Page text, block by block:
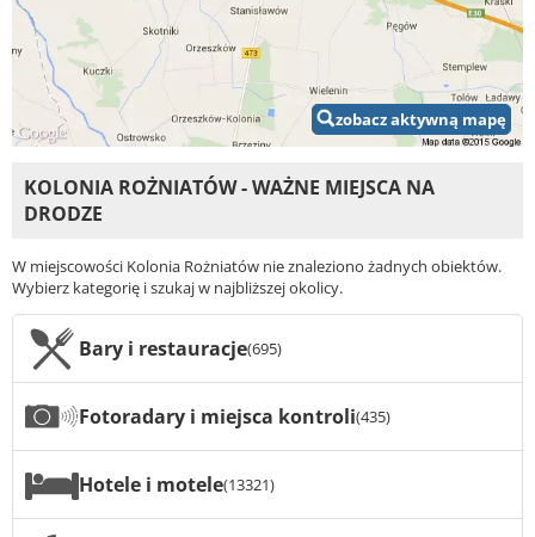
zobacz aktywną mapę
KOLONIA ROŻNIATÓW - WAŻNE MIEJSCA NA
DRODZE
W miejscowości Kolonia Rożniatów nie znaleziono żadnych obiektów.
Wybierz kategorię i szukaj w najbliższej okolicy.
Bary i restauracje(695)
Fotoradary i miejsca kontroli(435)
Hotele i motele(13321)